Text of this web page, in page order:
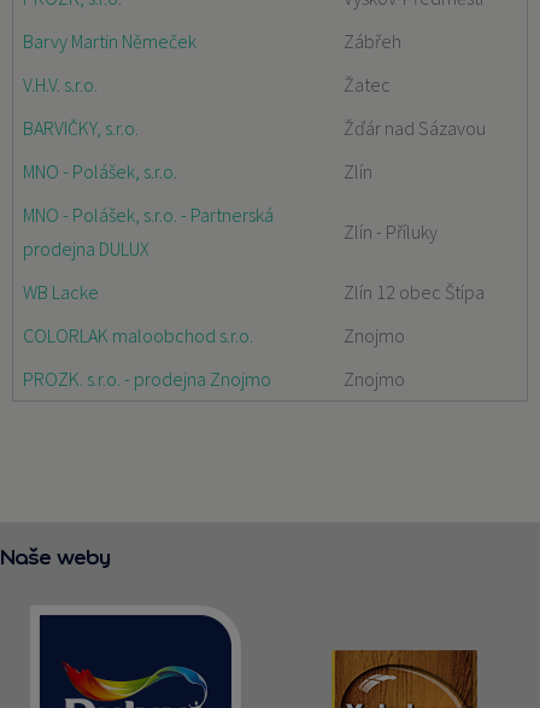
Barvy Martin Němeček
Zábřeh
V.H.V. s.r.o.
Žatec
BARVIČKY, s.r.o.
Žďár nad Sázavou
MNO - Polášek, s.r.o.
Zlín
MNO - Polášek, s.r.o. - Partnerská
prodejna DULUX
Zlín - Příluky
WB Lacke
Zlín 12 obec Štípa
COLORLAK maloobchod s.r.o.
Znojmo
PROZK. s.r.o. - prodejna Znojmo
Znojmo
Naše weby